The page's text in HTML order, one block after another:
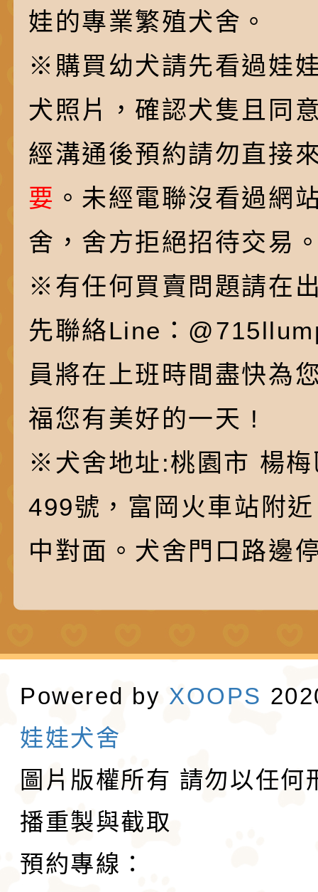
娃的專業繁殖犬舍。
※購買幼犬請先看過娃
犬照片，確認犬隻且同
經溝通後預約請勿直接
要 。未經電聯沒看過網
舍，舍方拒絕招待交易
※有任何買賣問題請在
先聯絡Line：
員將在上班時間盡快為
福您有美好的一天 !
※犬舍地址:桃園市 楊
499號，富岡火車站附
中對面。犬舍門口路邊
Powered by XOOPS
娃娃犬舍
圖片版權所有 請勿以任何
播重製與截取
預約專線：